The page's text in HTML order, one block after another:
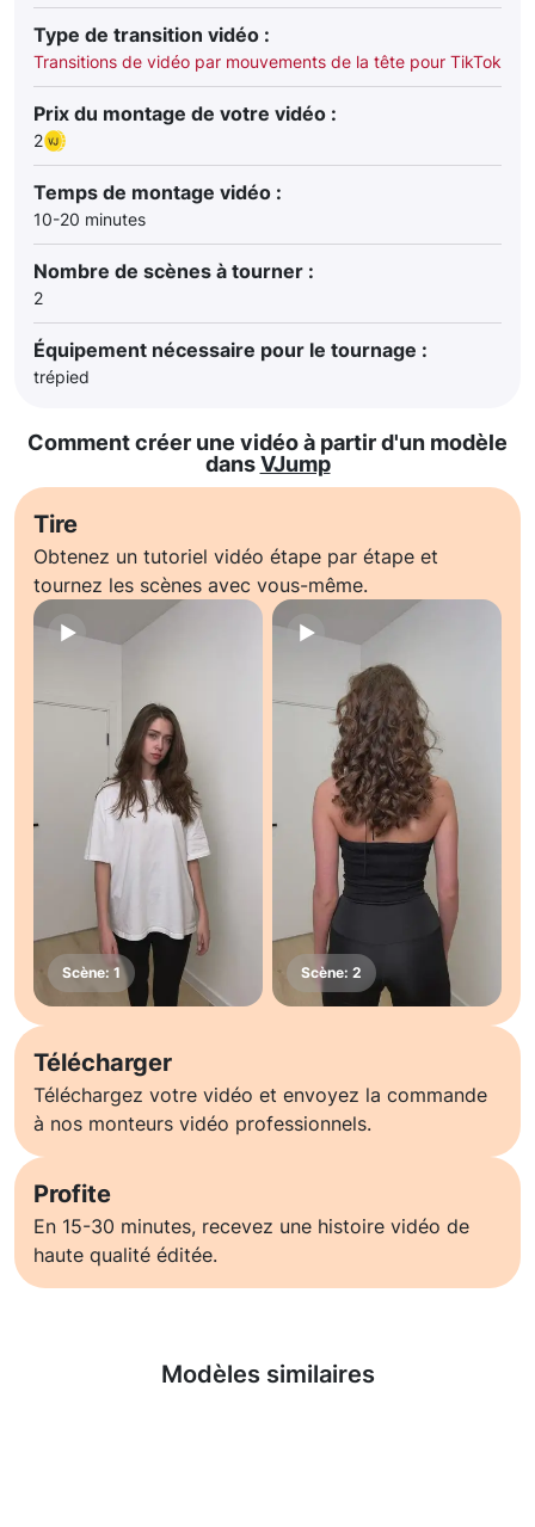
Type de transition vidéo :
Transitions de vidéo par mouvements de la tête pour TikTok
Prix du montage de votre vidéo :
2
Temps de montage vidéo :
10-20 minutes
Nombre de scènes à tourner :
2
Équipement nécessaire pour le tournage :
trépied
Comment créer une vidéo à partir d'un modèle
dansVJump
Tire
Obtenez un tutoriel vidéo étape par étape et
tournez les scènes avec vous-même.
Télécharger
Téléchargez votre vidéo et envoyez la commande
à nos monteurs vidéo professionnels.
Profite
En 15-30 minutes, recevez une histoire vidéo de
haute qualité éditée.
Modèles similaires
En savoir plus